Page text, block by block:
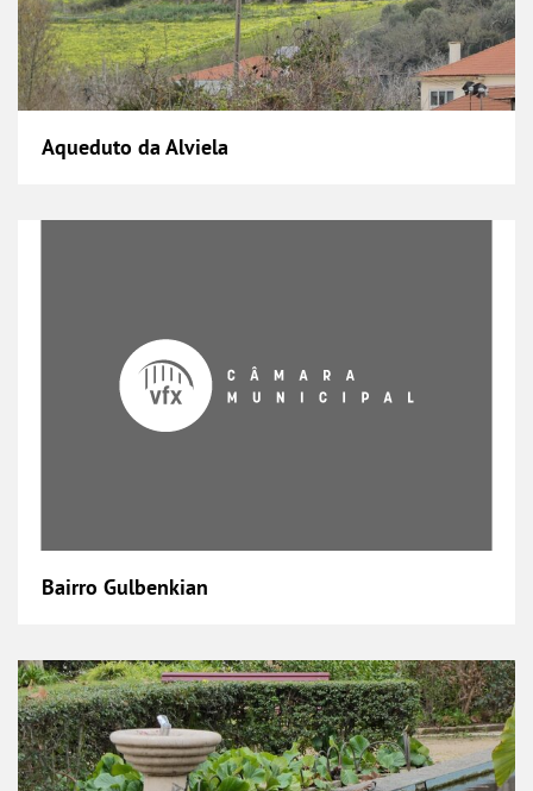
Aqueduto da Alviela
Bairro Gulbenkian
Bebedouro e Lago do Jardim Brás de